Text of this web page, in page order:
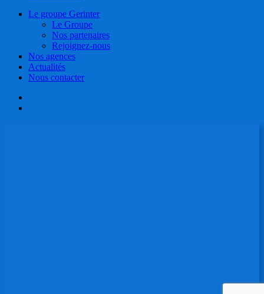
Le groupe Gerinter
Le Groupe
Nos partenaires
Rejoignez-nous
Nos agences
Actualités
Nous contacter